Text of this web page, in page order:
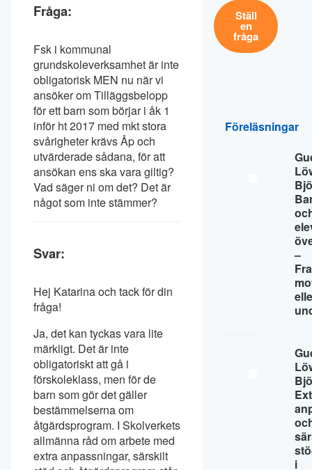
Fråga:
Fsk i kommunal
grundskoleverksamhet är inte
obligatorisk MEN nu när vi
ansöker om Tilläggsbelopp
för ett barn som börjar i åk 1
inför ht 2017 med mkt stora
svårigheter krävs Åp och
utvärderade sådana, för att
ansökan ens ska vara giltig?
Vad säger ni om det? Det är
något som inte stämmer?
Svar:
Hej Katarina och tack för din
fråga!
Ja, det kan tyckas vara lite
märkligt. Det är inte
obligatoriskt att gå i
förskoleklass, men för de
barn som gör det gäller
bestämmelserna om
åtgärdsprogram. I Skolverkets
allmänna råd om arbete med
extra anpassningar, särskilt
Ställ
en
fråga
Föreläsningar
–
i